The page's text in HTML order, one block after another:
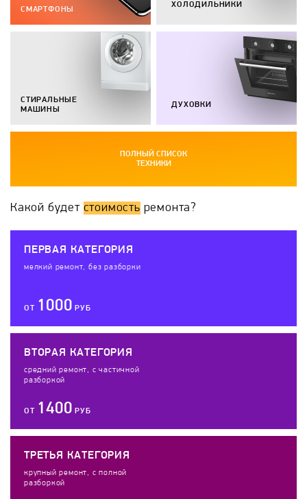
СМАРТФОНЫ
СТИРАЛЬНЫЕ
МАШИНЫ
ХОЛОДИЛЬНИКИ
ДУХОВКИ
ПОЛНЫЙ СПИСОК
ТЕХНИКИ
Какой будет стоимость ремонта?
ПЕРВАЯ КАТЕГОРИЯ
мелкий ремонт, без разборки
ОТ 1000 РУБ
ВТОРАЯ КАТЕГОРИЯ
средний ремонт, с частичной
разборкой
ОТ 1400 РУБ
ТРЕТЬЯ КАТЕГОРИЯ
крупный ремонт, с полной
разборкой